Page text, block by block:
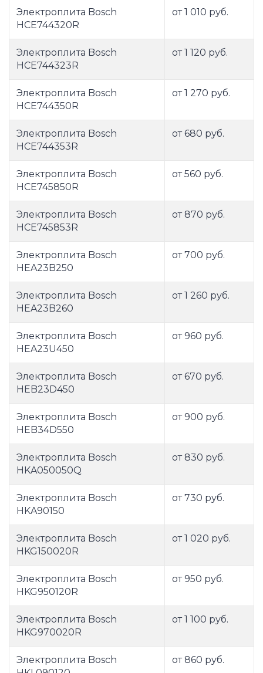
Электроплита Bosch
HCE744320R
от 1 010 руб.
Электроплита Bosch
HCE744323R
от 1 120 руб.
Электроплита Bosch
HCE744350R
от 1 270 руб.
Электроплита Bosch
HCE744353R
от 680 руб.
Электроплита Bosch
HCE745850R
от 560 руб.
Электроплита Bosch
HCE745853R
от 870 руб.
Электроплита Bosch
HEA23B250
от 700 руб.
Электроплита Bosch
HEA23B260
от 1 260 руб.
Электроплита Bosch
HEA23U450
от 960 руб.
Электроплита Bosch
HEB23D450
от 670 руб.
Электроплита Bosch
HEB34D550
от 900 руб.
Электроплита Bosch
HKA050050Q
от 830 руб.
Электроплита Bosch
HKA90150
от 730 руб.
Электроплита Bosch
HKG150020R
от 1 020 руб.
Электроплита Bosch
HKG950120R
от 950 руб.
Электроплита Bosch
HKG970020R
от 1 100 руб.
Электроплита Bosch
от 860 руб.